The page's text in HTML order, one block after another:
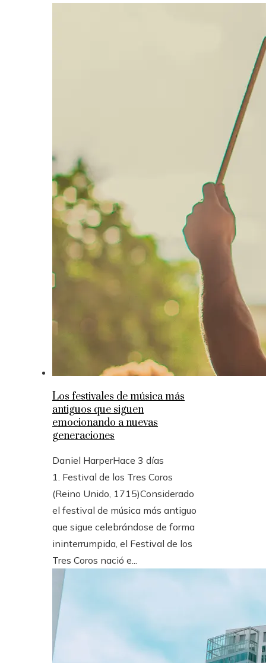
Los festivales de música más
antiguos que siguen
emocionando a nuevas
generaciones
Daniel HarperHace 3 días
1. Festival de los Tres Coros
(Reino Unido, 1715)Considerado
el festival de música más antiguo
que sigue celebrándose de forma
ininterrumpida, el Festival de los
Tres Coros nació e...